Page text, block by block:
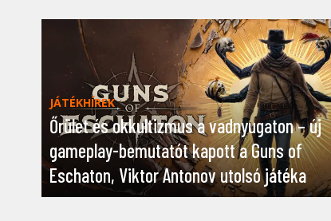
JÁTÉKHÍREK
Őrület és okkultizmus a vadnyugaton – új
gameplay-bemutatót kapott a Guns of
Eschaton, Viktor Antonov utolsó játéka